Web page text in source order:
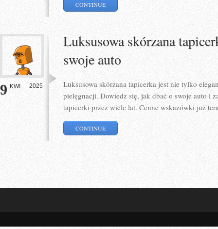
CONTINUE
9 KWI 2025
Luksusowa skórzana
swoje auto
Luksusowa skórzana tapicerka jest nie tylko
pielęgnacji. Dowiedz się, jak dbać o swoje auto i
tapicerki przez wiele lat. Cenne wskazówki już
CONTINUE